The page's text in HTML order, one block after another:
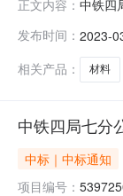
正文内容： 中铁四
标总金
发布时间： 2023-
相关产品：
材料
中铁四局七分
中标｜中标通知
项目编号：